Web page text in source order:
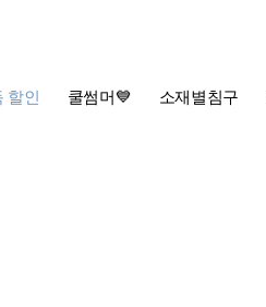
할인 쿨썸머💙 소재별침구